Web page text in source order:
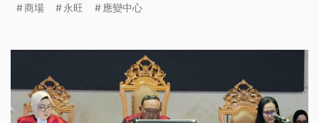
商場 永旺 應變中心